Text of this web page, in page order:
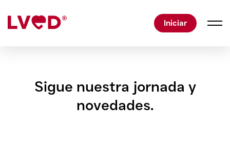
Iniciar
Sigue nuestra jornada y
novedades.